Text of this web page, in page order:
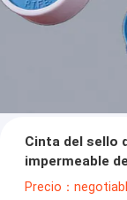
Cinta del sello
impermeable
Precio：